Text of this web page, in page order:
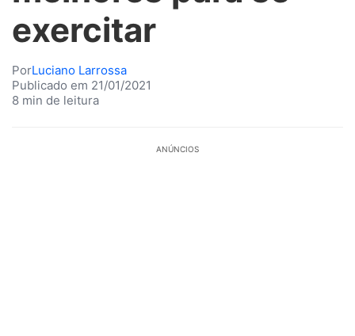
exercitar
PorLuciano Larrossa
Publicado em 21/01/2021
8 min de leitura
ANÚNCIOS